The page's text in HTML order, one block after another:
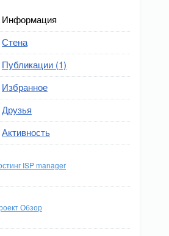
Информация
Стена
Публикации (1)
Избранное
Друзья
Активность